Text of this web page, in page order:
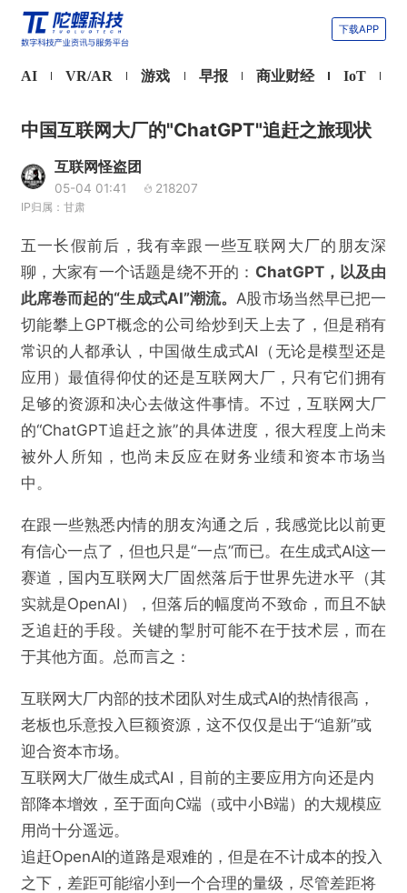
下载APP
AI VR/AR 游戏 早报 商业财经 IoT
中国互联网大厂的"ChatGPT"追赶之旅现状
互联网怪盗团
05-04 01:41 218207
IP归属：甘肃
五一长假前后，我有幸跟一些互联网大厂的朋友深
聊，大家有一个话题是绕不开的： ChatGPT，以及由
此席卷而起的“生成式AI”潮流。 A股市场当然早已把一
切能攀上GPT概念的公司给炒到天上去了，但是稍有
常识的人都承认，中国做生成式AI（无论是模型还是
应用）最值得仰仗的还是互联网大厂，只有它们拥有
足够的资源和决心去做这件事情。不过，互联网大厂
的“ChatGPT追赶之旅”的具体进度，很大程度上尚未
被外人所知，也尚未反应在财务业绩和资本市场当
中。
在跟一些熟悉内情的朋友沟通之后，我感觉比以前更
有信心一点了，但也只是“一点”而已。在生成式AI这一
赛道，国内互联网大厂固然落后于世界先进水平（其
实就是OpenAI），但落后的幅度尚不致命，而且不缺
乏追赶的手段。关键的掣肘可能不在于技术层，而在
于其他方面。总而言之：
互联网大厂内部的技术团队对生成式AI的热情很高，
老板也乐意投入巨额资源，这不仅仅是出于“追新”或
迎合资本市场。
互联网大厂做生成式AI，目前的主要应用方向还是内
部降本增效，至于面向C端（或中小B端）的大规模应
用尚十分遥远。
追赶OpenAI的道路是艰难的，但是在不计成本的投入
之下，差距可能缩小到一个合理的量级，尽管差距将